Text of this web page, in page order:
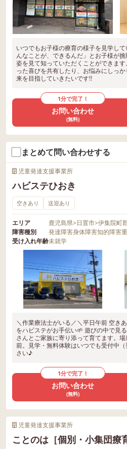
いつでもお子様の療育の様子を見学し
んなことが、できるんだ」とお子様が
姿を見て知っていただくことができま
った喜びを共有したり、お悩みにしっ
来を目指していきたいです!!
1分で完了！
お問い合わせ
(無料)
まとめて問い合わせする
児童発達支援事業所
ハビステひおき
空きあり 送迎あり
エリア 鹿児島県>日置市>伊集院町
障害種別
発達障害身体障害知的障害
受け入れ年齢未就学
＼作業療法士がいる／＼平日午前 空き
をハビステがお手伝い🌱 遊びの中で見
さんとご家族に寄り添って育てます。
前。見学・無料体験はいつでも受付中
さい♪
1分で完了！
お問い合わせ
(無料)
児童発達支援事業所
ことのは［個別・小集団療